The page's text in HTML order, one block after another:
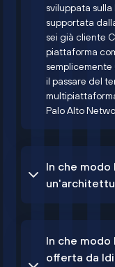
sviluppata
supportata
sei già cliente
piattaforma
semplicemente
il passare del
Palo Alto
In che
In che modo
offerta da